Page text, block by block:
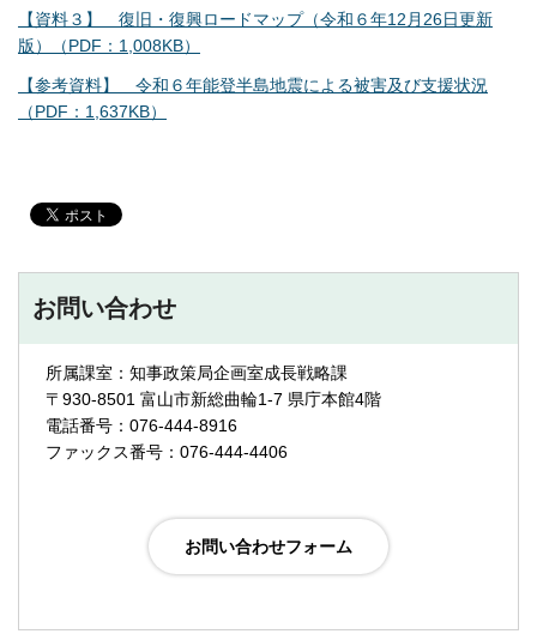
【資料３】 復旧・復興ロードマップ（令和６年12月26日更新
版）（PDF：1,008KB）
【参考資料】 令和６年能登半島地震による被害及び支援状況
（PDF：1,637KB）
お問い合わせ
所属課室：知事政策局企画室成長戦略課
〒930-8501 富山市新総曲輪1-7 県庁本館4階
電話番号：076-444-8916
ファックス番号：076-444-4406